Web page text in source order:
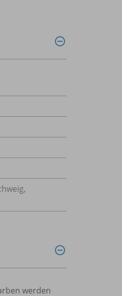
werden